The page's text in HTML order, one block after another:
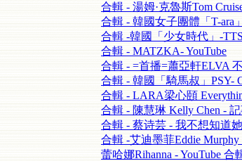
合輯 - 湯姆·克魯斯Tom
合輯 - 韓國女子團體「T-ara
合輯 -韓國「少女時代」-
合輯 - MATZKA- YouTube
合輯 - =首播=蕭亞軒ELVA
合輯 - 韓國「騎馬叔」PSY-
合輯 - LARA梁心頤
合輯 - 陳慧琳 Kelly Chen -
合輯 - 蔡诗芸 - 我不想知道
合輯 -艾迪墨菲Eddie Murphy
蕾哈娜Rihanna - YouTube 合